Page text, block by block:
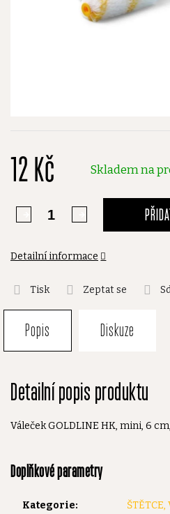
12 Kč Skladem na
Detailní informace
Tisk Zeptat se
Popis Diskuze
Detailní popis produktu
Váleček GOLDLINE HK, mini, 6
Doplňkové parametry
Kategorie: ŠTĚTCE,